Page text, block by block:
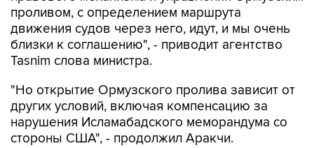
проливом, с определением маршрута
движения судов через него, идут, и мы очень
близки к соглашению", - приводит агентство
Tasnim слова министра.
"Но открытие Ормузского пролива зависит от
других условий, включая компенсацию за
нарушения Исламабадского меморандума со
стороны США", - продолжил Аракчи.